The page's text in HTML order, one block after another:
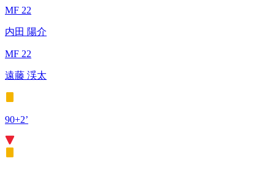
MF 22
内田 陽介
MF 22
遠藤 渓太
90+2’